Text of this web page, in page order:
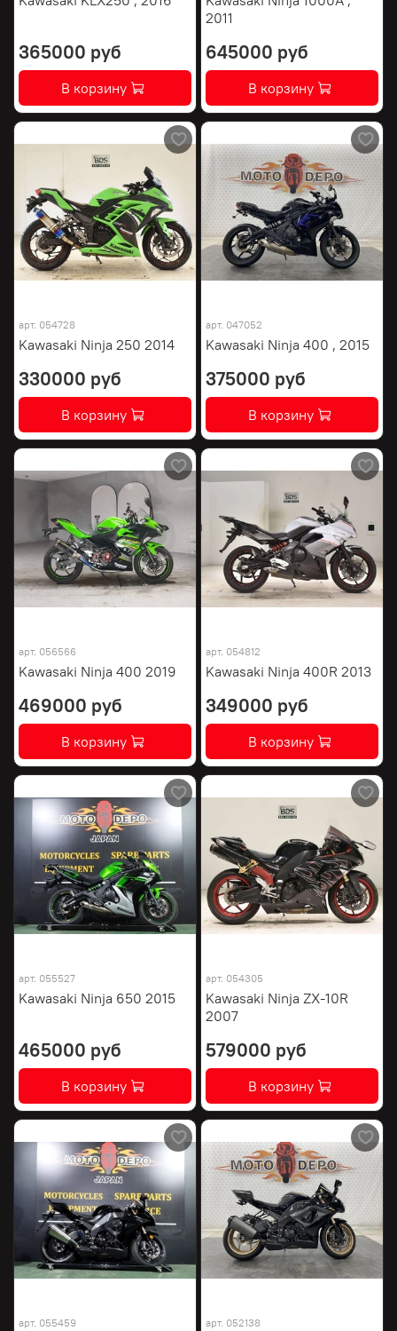
365000 руб
В корзину
2011
645000 руб
В корзину
арт. 054728
Kawasaki Ninja 250 2014
330000 руб
В корзину
арт. 047052
Kawasaki Ninja 400 , 2015
375000 руб
В корзину
арт. 056566
Kawasaki Ninja 400 2019
469000 руб
В корзину
арт. 054812
Kawasaki Ninja 400R 2013
349000 руб
В корзину
арт. 055527
Kawasaki Ninja 650 2015
465000 руб
В корзину
арт. 054305
Kawasaki Ninja ZX-10R
2007
579000 руб
В корзину
арт. 055459 арт. 052138